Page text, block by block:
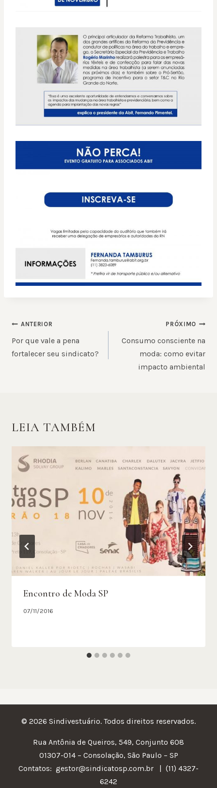
NAVEGAÇÃO
DE
POST
ANTERIOR
Por que vale a pena
fortalecer seu sindicato?
PRÓXIMO
Consumo consciente na
moda: como evitar
impacto ambiental
LEIA TAMBÉM
Encontro de Moda SP
07/11/2016
© 2026 Sindivestuário. Todos direitos reservados.
Rua Antônia de Queiros, 549, Conjunto 608
01307-014 – Consolação, São Paulo – SP
Contatos: gestor@sindicatosp.com.br | (11) 4327-
6242